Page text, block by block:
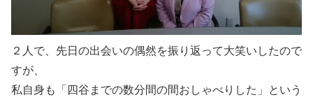
２人で、先日の出会いの偶然を振り返って大笑いしたので
すが、
私自身も「四谷までの数分間の間おしゃべりした」という